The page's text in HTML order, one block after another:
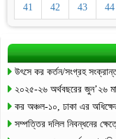
41 42 43 44
উৎসে কর কর্তন/সংগ্রহ
২০২৫-২৬ অর্থবছরের জুন’২৬
কর অঞ্চল-১০, ঢাকা এর
সম্পত্তির দলিল নিবন্ধনের